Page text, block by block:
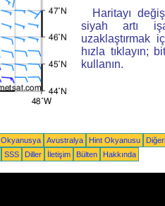
Haritayı
siyah artı
uzaklaştırmak
hızla tıklayın;
kullanın.
Okyanusya Avustralya Hint Okyanusu
SSS Diller İletişim Bülten Hakkında